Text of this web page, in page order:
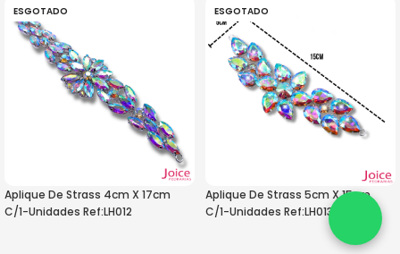
ESGOTADO
Aplique De Strass 4cm X 17cm
C/1-Unidades Ref:LH012
ESGOTADO
Aplique De Strass 5cm X 15cm
C/1-Unidades Ref:LH013